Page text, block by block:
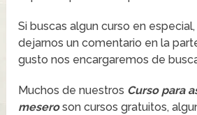
Si buscas algun curso en
dejarnos un comentario en la
gusto nos encargaremos de
Muchos de nuestros Curso para
meseroson cursos gratuitos,